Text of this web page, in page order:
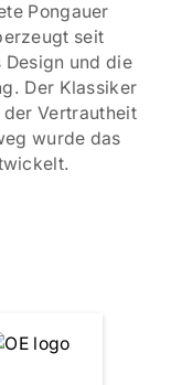
Pongauer
seit
Design und die
Der Klassiker
Vertrautheit
wurde das